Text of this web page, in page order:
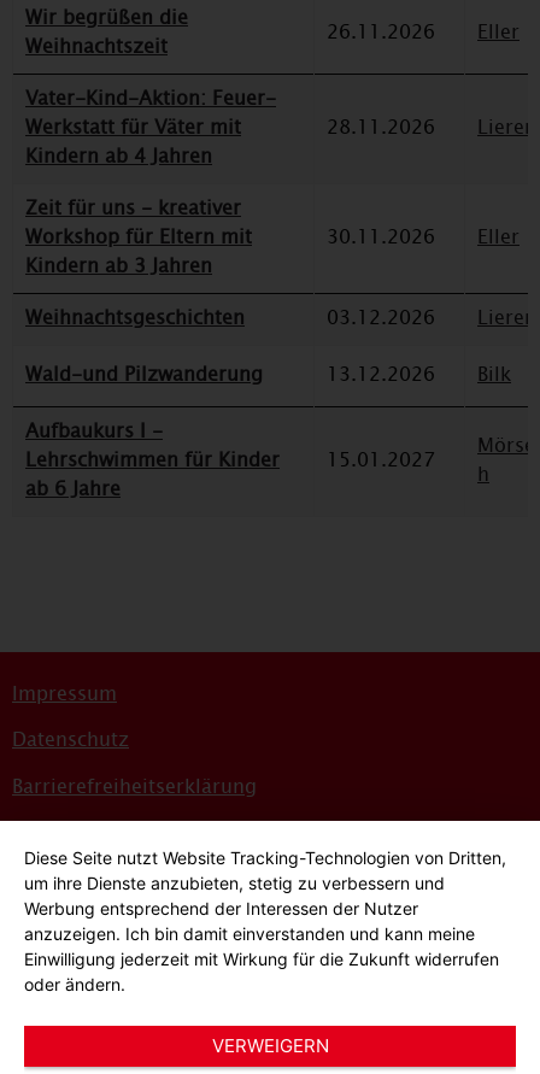
Wir begrüßen die
Weihnachtszeit
26.11.2026 Eller
Vater-Kind-Aktion: Feuer-
Werkstatt für Väter mit
Kindern ab 4 Jahren
28.11.2026
Zeit für uns - kreativer
Workshop für Eltern mit
Kindern ab 3 Jahren
30.11.2026 Eller
Weihnachtsgeschichten 03.12.2026
Wald-und Pilzwanderung
13.12.2026
Bilk
Aufbaukurs I -
Lehrschwimmen für Kinder
ab 6 Jahre
15.01.2027
h
Impressum
Datenschutz
Barrierefreiheitserklärung
Bildnachweise
Hinweisgeber*innensystem
Cookie-Einstellungen
Diese Seite nutzt Website Tracking-Technologien von Dritten,
um ihre Dienste anzubieten, stetig zu verbessern und
Werbung entsprechend der Interessen der Nutzer
anzuzeigen. Ich bin damit einverstanden und kann meine
Einwilligung jederzeit mit Wirkung für die Zukunft widerrufen
oder ändern.
VERWEIGERN